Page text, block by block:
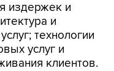
издержек и
и
технологии
услуг и
клиентов.